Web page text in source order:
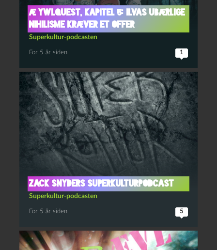
Æ YwlQuest, kapitel 5: Ilvas ubærlige
nihilisme kræver et offer
Superkultur-podcasten
For 5 år siden 1
Zack Snyders Superkulturpodcast
Superkultur-podcasten
For 5 år siden 5